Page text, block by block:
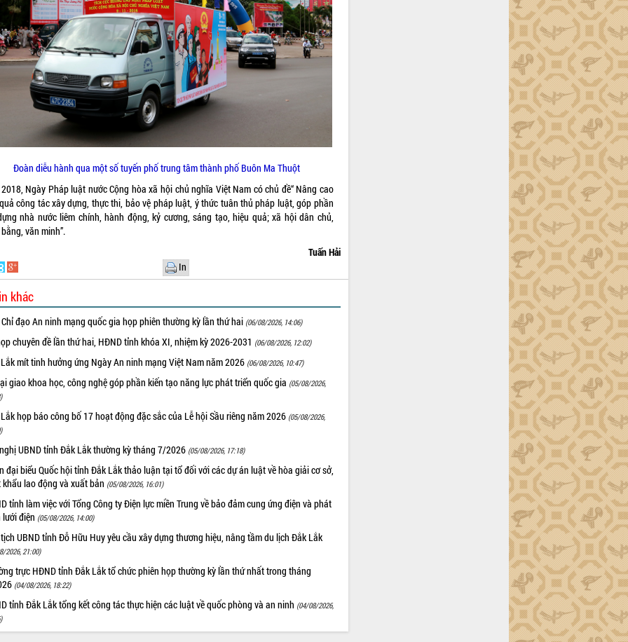
Đoàn diễu hành qua một số tuyến phố trung tâm thành phố Buôn Ma Thuột
Ngày Pháp luật nước Cộng hòa xã hội chủ nghĩa Việt Nam có chủ đề“ Nâng cao
công tác xây dựng, thực thi, bảo vệ pháp luật, ý thức tuân thủ pháp luật, góp phần
nhà nước liêm chính, hành động, kỷ cương, sáng tạo, hiệu quả; xã hội dân chủ,
văn minh”.
Tuấn Hải
In
khác
đạo An ninh mạng quốc gia họp phiên thường kỳ lần thứ hai (06/08/2026, 14:06)
chuyên đề lần thứ hai, HĐND tỉnh khóa XI, nhiệm kỳ 2026-2031 (06/08/2026, 12:02)
mít tinh hưởng ứng Ngày An ninh mạng Việt Nam năm 2026 (06/08/2026, 10:47)
giao khoa học, công nghệ góp phần kiến tạo năng lực phát triển quốc gia (05/08/2026,
họp báo công bố 17 hoạt động đặc sắc của Lễ hội Sầu riêng năm 2026 (05/08/2026,
UBND tỉnh Đắk Lắk thường kỳ tháng 7/2026 (05/08/2026, 17:18)
đại biểu Quốc hội tỉnh Đắk Lắk thảo luận tại tổ đối với các dự án luật về hòa giải cơ sở,
khẩu lao động và xuất bản (05/08/2026, 16:01)
tỉnh làm việc với Tổng Công ty Điện lực miền Trung về bảo đảm cung ứng điện và phát
lưới điện (05/08/2026, 14:00)
UBND tỉnh Đỗ Hữu Huy yêu cầu xây dựng thương hiệu, nâng tầm du lịch Đắk Lắk
2026, 21:00)
trực HĐND tỉnh Đắk Lắk tổ chức phiên họp thường kỳ lần thứ nhất trong tháng
(04/08/2026, 18:22)
tỉnh Đắk Lắk tổng kết công tác thực hiện các luật về quốc phòng và an ninh (04/08/2026,